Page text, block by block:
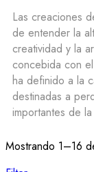
Las creaciones
de entender la
creatividad y la
concebida con
ha definido a la
destinadas a
importantes de
Mostrando 1–16